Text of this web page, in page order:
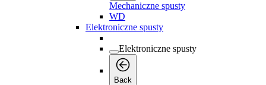
Mechaniczne spusty
WD
Elektroniczne spusty
Elektroniczne spusty
Back